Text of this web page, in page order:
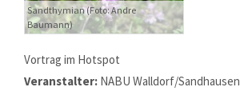
Sandthymian (Foto: Andre
Baumann)
Vortrag im Hotspot
Veranstalter: NABU Walldorf/Sandhausen